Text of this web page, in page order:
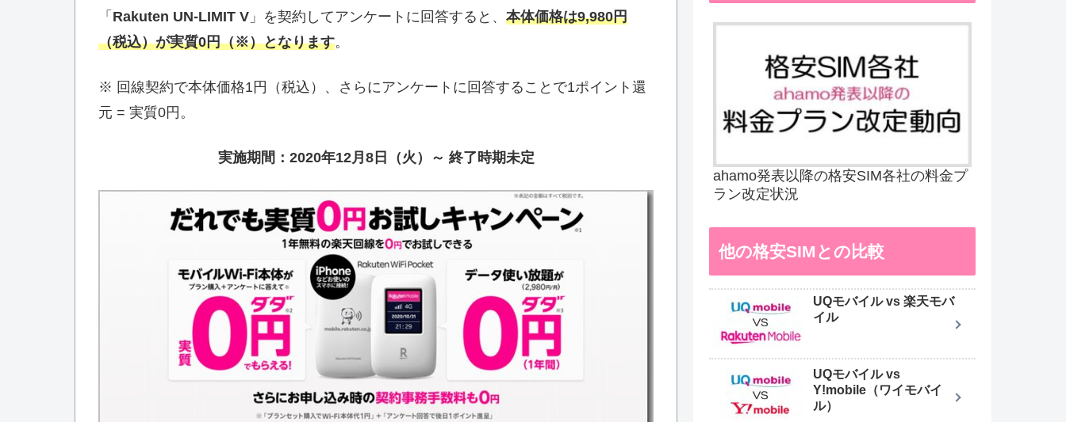
「 Rakuten UN-LIMIT V 」を契約してアンケートに回答すると、 本体価格は9,980円
（税込）が実質0円（※）となります。
※ 回線契約で本体価格1円（税込）、さらにアンケートに回答することで1ポイント還
元 = 実質0円。
実施期間：2020年12月8日（火）～ 終了時期未定
ahamo発表以降の格安SIM各社の料金プ
ラン改定状況
他の格安SIMとの比較
UQモバイル vs 楽天モバ
イル
UQモバイル vs
Y!mobile（ワイモバイ
ル）